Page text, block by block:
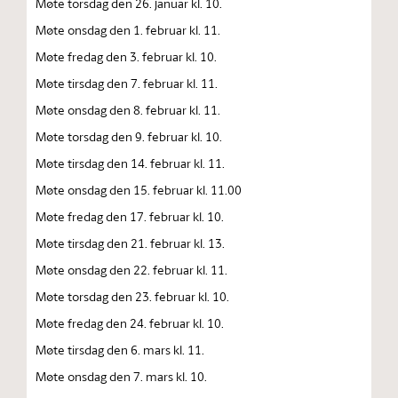
Møte onsdag den 1. februar kl. 11.
Møte fredag den 3. februar kl. 10.
Møte tirsdag den 7. februar kl. 11.
Møte onsdag den 8. februar kl. 11.
Møte torsdag den 9. februar kl. 10.
Møte tirsdag den 14. februar kl. 11.
Møte onsdag den 15. februar kl. 11.00
Møte fredag den 17. februar kl. 10.
Møte tirsdag den 21. februar kl. 13.
Møte onsdag den 22. februar kl. 11.
Møte torsdag den 23. februar kl. 10.
Møte fredag den 24. februar kl. 10.
Møte tirsdag den 6. mars kl. 11.
Møte onsdag den 7. mars kl. 10.